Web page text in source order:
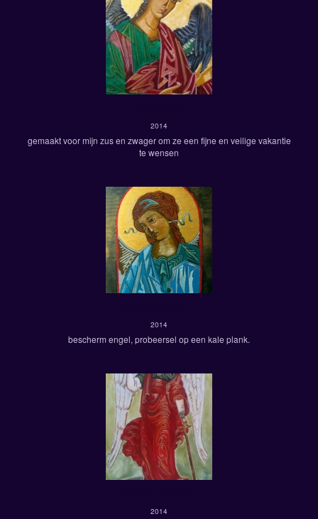
2014
gemaakt voor mijn zus en zwager om ze een fijne en veilige vakantie
te wensen
2014
bescherm engel, probeersel op een kale plank.
2014